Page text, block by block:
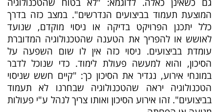
המוצעת תעמוד בביצועים הנדרשים". במצב כזה בדרך
כלל יתכנן הפרויקט בדיקה או ניסוי מוקדם, שנועד
לאושש או להפריך את הטענה שהטכנולוגיה המדוברת
עומדת בביצועים. ניסוי כזה אין לו שום השפעה על
הסיכון, והוא למעשה פעולת לימוד. כדי שנוכל לדבר
במונחי אירוע, נגדיר את הסיכון כך: "קיים חשש שניסוי
הטכנולוגיה יראה שהטכנולוגיה שבחרנו לא תעמוד
בביצועים". זהו אירוע הסיכון ואותו צריך לנהל ע"י פעולות